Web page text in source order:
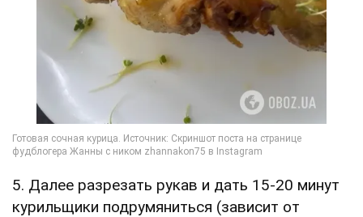
5. Далее разрезать рукав и дать 15-20 минут
курильщики подрумяниться (зависит от